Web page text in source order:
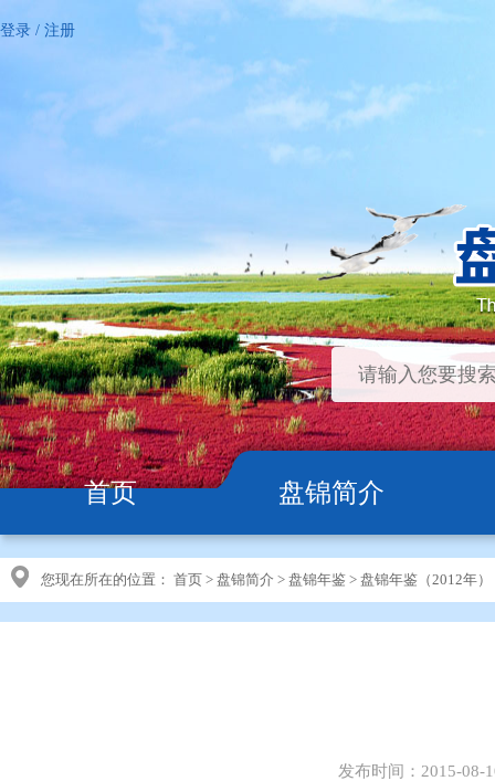
登录 / 注册
首页 盘锦简介
您现在所在的位置： 首页 > 盘锦简介 > 盘锦年鉴 > 盘锦年鉴（2012年）
发布时间：2015-08-